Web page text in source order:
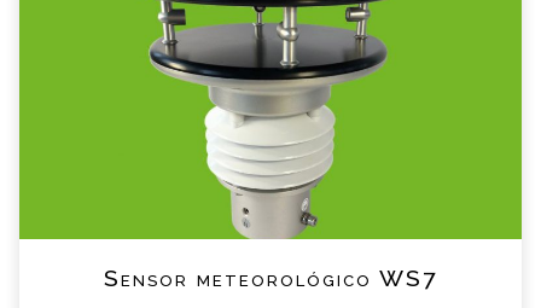
Sensor meteorológico WS7
Por favor completa el formulario, un miembro
de nuestro equipo contactara contigo en
breve